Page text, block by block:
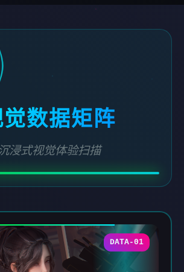
数据矩阵
沉浸式视觉体验扫描
DATA-01